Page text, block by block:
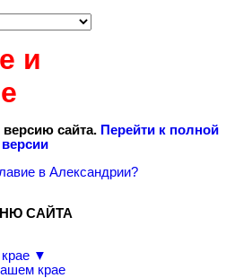
и
сайта. Перейти к полной
версии
в Александрии?
САЙТА
▼
крае